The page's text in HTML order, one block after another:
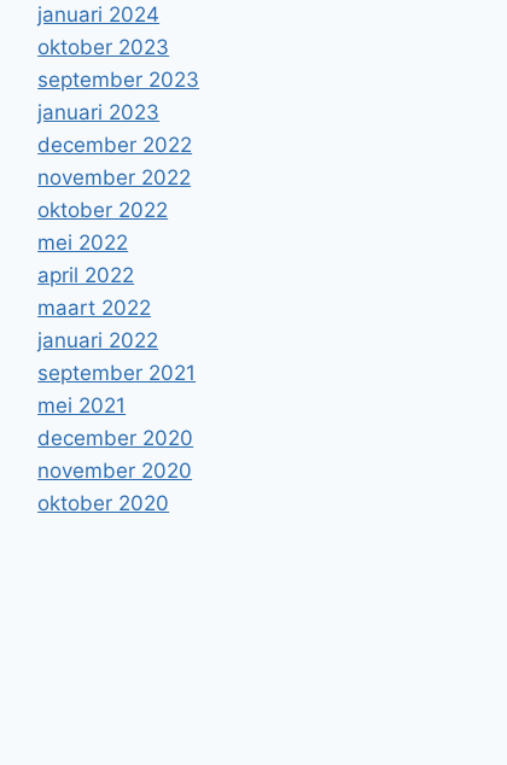
januari 2024
oktober 2023
september 2023
januari 2023
december 2022
november 2022
oktober 2022
mei 2022
april 2022
maart 2022
januari 2022
september 2021
mei 2021
december 2020
november 2020
oktober 2020